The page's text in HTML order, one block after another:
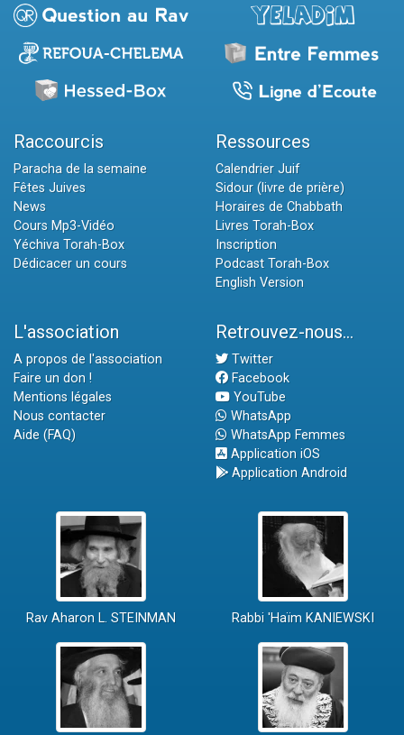
Raccourcis
Paracha de la semaine
Fêtes Juives
News
Cours Mp3-Vidéo
Yéchiva Torah-Box
Dédicacer un cours
Ressources
Calendrier Juif
Sidour (livre de prière)
Horaires de Chabbath
Livres Torah-Box
Inscription
Podcast Torah-Box
English Version
L'association
A propos de l'association
Faire un don !
Mentions légales
Nous contacter
Aide (FAQ)
Retrouvez-nous...
Twitter
Facebook
YouTube
WhatsApp
WhatsApp Femmes
Application iOS
Application Android
Rav Aharon L. STEINMAN Rabbi 'Haïm KANIEWSKI